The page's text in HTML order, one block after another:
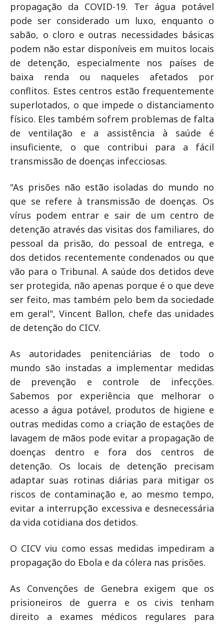
propagação da COVID-19. Ter água potável
pode ser considerado um luxo, enquanto o
sabão, o cloro e outras necessidades básicas
podem não estar disponíveis em muitos locais
de detenção, especialmente nos países de
baixa renda ou naqueles afetados por
conflitos. Estes centros estão frequentemente
superlotados, o que impede o distanciamento
físico. Eles também sofrem problemas de falta
de ventilação e a assistência à saúde é
insuficiente, o que contribui para a fácil
transmissão de doenças infecciosas.
"As prisões não estão isoladas do mundo no
que se refere à transmissão de doenças. Os
vírus podem entrar e sair de um centro de
detenção através das visitas dos familiares, do
pessoal da prisão, do pessoal de entrega, e
dos detidos recentemente condenados ou que
vão para o Tribunal. A saúde dos detidos deve
ser protegida, não apenas porque é o que deve
ser feito, mas também pelo bem da sociedade
em geral", Vincent Ballon, chefe das unidades
de detenção do CICV.
As autoridades penitenciárias de todo o
mundo são instadas a implementar medidas
de prevenção e controle de infecções.
Sabemos por experiência que melhorar o
acesso a água potável, produtos de higiene e
outras medidas como a criação de estações de
lavagem de mãos pode evitar a propagação de
doenças dentro e fora dos centros de
detenção. Os locais de detenção precisam
adaptar suas rotinas diárias para mitigar os
riscos de contaminação e, ao mesmo tempo,
evitar a interrupção excessiva e desnecessária
da vida cotidiana dos detidos.
O CICV viu como essas medidas impediram a
propagação do Ebola e da cólera nas prisões.
As Convenções de Genebra exigem que os
prisioneiros de guerra e os civis tenham
direito a exames médicos regulares para